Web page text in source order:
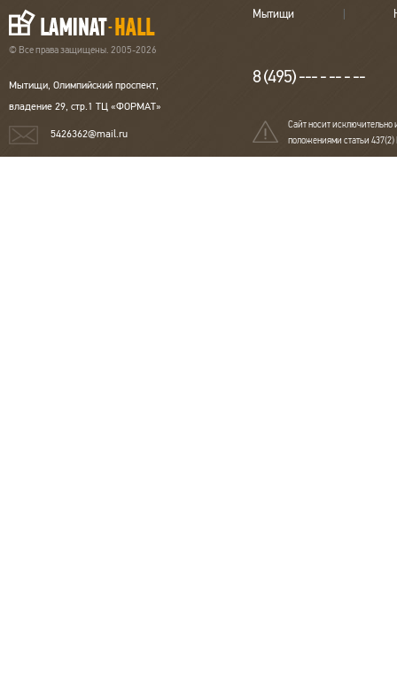
© Все права защищены. 2005-2026
Мытищи, Олимпийский проспект,
владение 29, стр.1 ТЦ «ФОРМАТ»
5426362@mail.ru
Мытищи
8 (495) --- - -- - --
Сайт носит исключительно
положениями статьи